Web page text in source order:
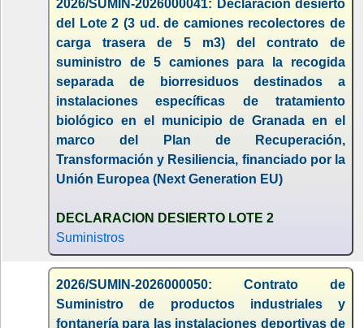
2026/SUMIN-2026000041: Declaracion desierto
del Lote 2 (3 ud. de camiones recolectores de
carga trasera de 5 m3) del contrato de
suministro de 5 camiones para la recogida
separada de biorresiduos destinados a
instalaciones específicas de tratamiento
biológico en el municipio de Granada en el
marco del Plan de Recuperación,
Transformación y Resiliencia, financiado por la
Unión Europea (Next Generation EU)
DECLARACION DESIERTO LOTE 2
Suministros
2026/SUMIN-2026000050: Contrato de
Suministro de productos industriales y
fontanería para las instalaciones deportivas de